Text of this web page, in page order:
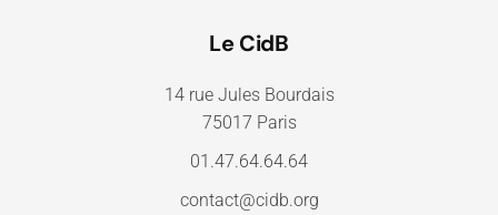
Le CidB
14 rue Jules Bourdais
75017 Paris
01.47.64.64.64
contact@cidb.org